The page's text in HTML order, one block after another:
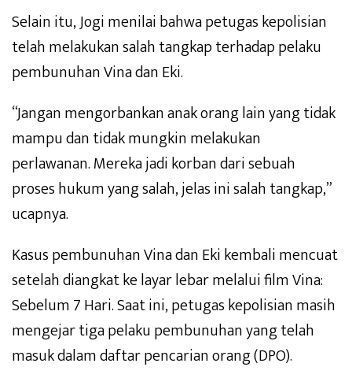
Selain itu, Jogi menilai bahwa petugas kepolisian
telah melakukan salah tangkap terhadap pelaku
pembunuhan Vina dan Eki.
“Jangan mengorbankan anak orang lain yang tidak
mampu dan tidak mungkin melakukan
perlawanan. Mereka jadi korban dari sebuah
proses hukum yang salah, jelas ini salah tangkap,”
ucapnya.
Kasus pembunuhan Vina dan Eki kembali mencuat
setelah diangkat ke layar lebar melalui film Vina:
Sebelum 7 Hari. Saat ini, petugas kepolisian masih
mengejar tiga pelaku pembunuhan yang telah
masuk dalam daftar pencarian orang (DPO).